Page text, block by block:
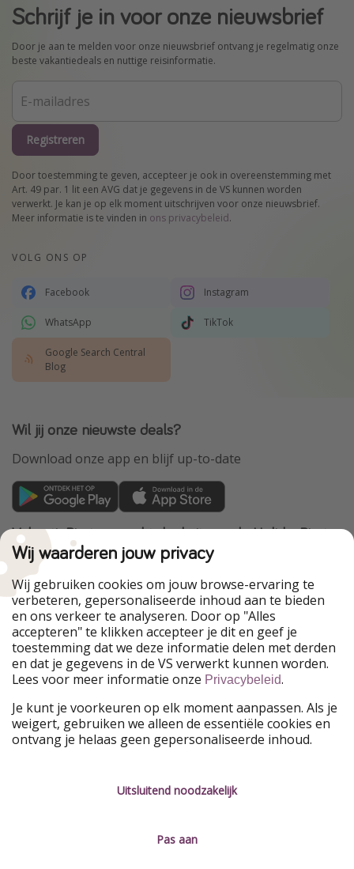
Schrijf je in voor onze nieuwsbrief
Door je aan te melden voor onze nieuwsbrief ontvang je regelmatig onze
beste vakantiedeals en nuttige reisinformatie.
Registreren
Door toestemming te geven, accepteer je ook in overeenstemming met
Art. 49 par. 1 lit een AVG dat je gegevens in de VS kunnen worden
verwerkt. Je kan je op elk moment uitschrijven voor onze nieuwsbrief.
Meer informatie is te vinden in ons privacybeleid.
VOLG ONS OP
Facebook Instagram
WhatsApp TikTok
Google Search Central
Blog
Wil jij onze nieuwste deals?
Download onze app en blijf up-to-date
VakantiePiraten maakt deel uit van de HolidayPirates
Group
Onze markten
PiratinViaggio
HolidayPirates
WakacyjniPiraci
VoyagesPirates
Ferienpiraten
Urlaubspiraten
Urlaubspiraten
ViajerosPiratas
TravelPirates
HolidayPirates Group
Leer ons kennen Juridisch
Colofon
Wij waarderen jouw privacy
Wij gebruiken cookies om jouw browse-ervaring te
verbeteren, gepersonaliseerde inhoud aan te bieden
en ons verkeer te analyseren. Door op "Alles
accepteren" te klikken accepteer je dit en geef je
toestemming dat we deze informatie delen met derden
en dat je gegevens in de VS verwerkt kunnen worden.
Lees voor meer informatie onze Privacybeleid.
Je kunt je voorkeuren op elk moment aanpassen. Als je
weigert, gebruiken we alleen de essentiële cookies en
ontvang je helaas geen gepersonaliseerde inhoud.
Uitsluitend noodzakelijk
Pas aan